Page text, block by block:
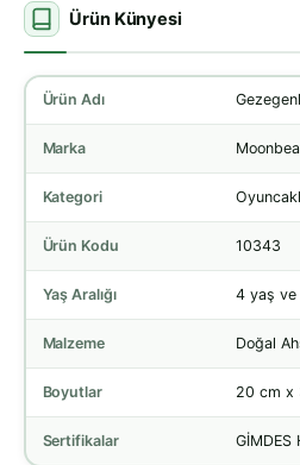
Ürün Künyesi
Ürün Adı
Marka
Kategori
Ürün Kodu 10343
Yaş Aralığı 4 yaş ve
Malzeme Doğal
Boyutlar 20 cm x
Sertifikalar GİMDES